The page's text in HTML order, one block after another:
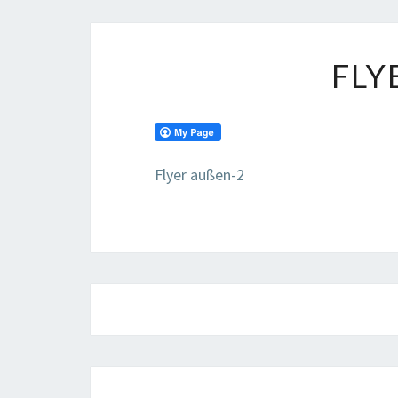
Flyer außen-2